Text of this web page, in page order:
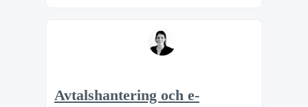
Avtalshantering och e-